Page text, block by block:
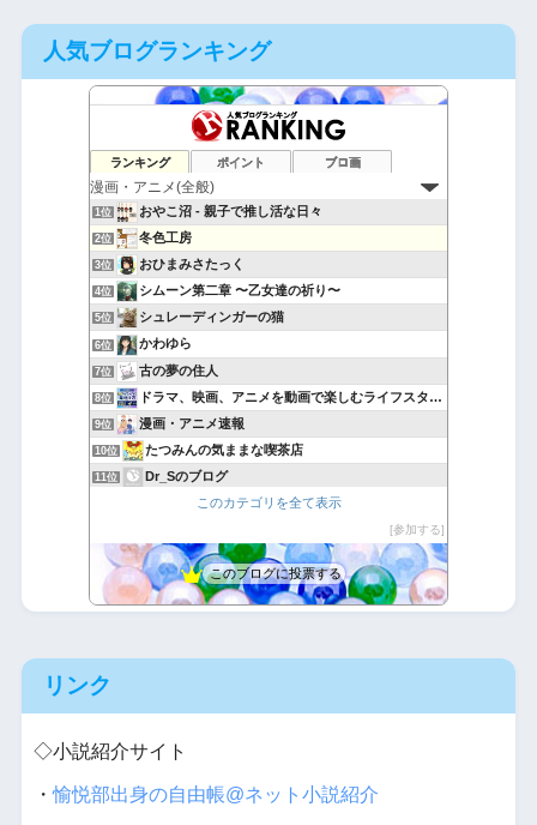
人気ブログランキング
ランキング ポイント ブロ画
1位 おやこ沼 - 親子で推し活な日々
2位 冬色工房
3位 おひまみさたっく
4位 シムーン第二章 〜乙女達の祈り〜
5位 シュレーディンガーの猫
6位 かわゆら
7位 古の夢の住人
8位 ドラマ、映画、アニメを動画で楽しむライフスタイル
9位 漫画・アニメ速報
10位 たつみんの気ままな喫茶店
11位 Dr_Sのブログ
バカには見えない服はバカに裸を見られる服
14位 アニグラフィ
15位 悪魔と天使と快楽主義者
このカテゴリを全て表示
参加する
このブログに投票する
リンク
◇小説紹介サイト
・愉悦部出身の自由帳@ネット小説紹介